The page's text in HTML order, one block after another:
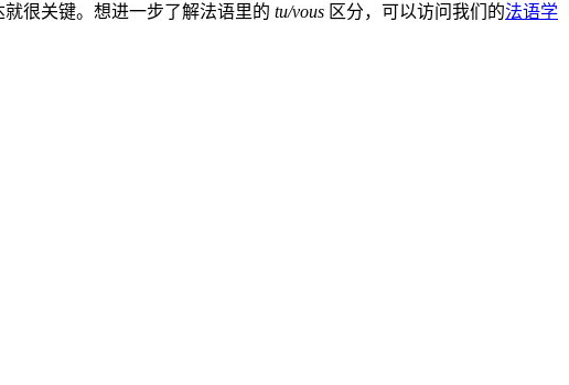
很关键。想进一步了解法语里的 tu/vous 区分，可以访问我们的法语学